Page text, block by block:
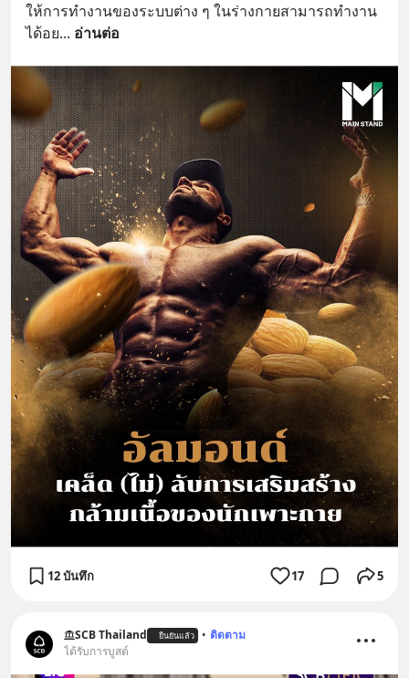
ให้การทำงานของระบบต่าง ๆ ในร่างกายสามารถทำงาน
ได้อย... อ่านต่อ
12 บันทึก 17 5
SCB Thailand ยืนยันแล้ว • ติดตาม
ได้รับการบูสต์